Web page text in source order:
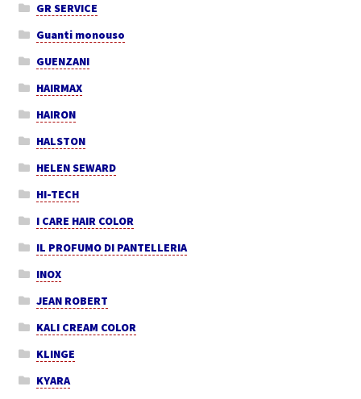
GR SERVICE
Guanti monouso
GUENZANI
HAIRMAX
HAIRON
HALSTON
HELEN SEWARD
HI-TECH
I CARE HAIR COLOR
IL PROFUMO DI PANTELLERIA
INOX
JEAN ROBERT
KALI CREAM COLOR
KLINGE
KYARA